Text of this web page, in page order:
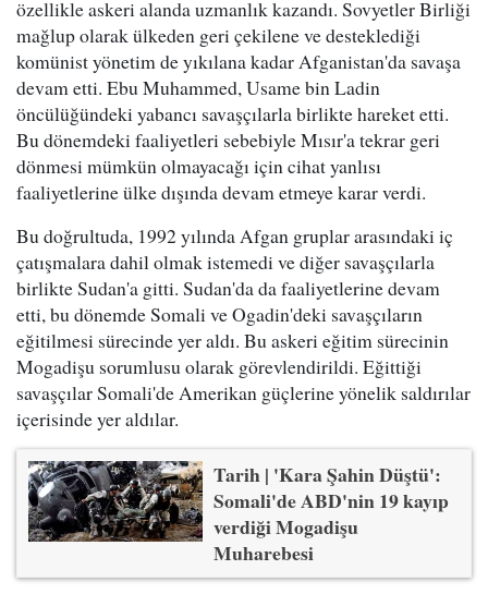
özellikle askeri alanda uzmanlık kazandı. Sovyetler Birliği
mağlup olarak ülkeden geri çekilene ve desteklediği
komünist yönetim de yıkılana kadar Afganistan'da savaşa
devam etti. Ebu Muhammed, Usame bin Ladin
öncülüğündeki yabancı savaşçılarla birlikte hareket etti.
Bu dönemdeki faaliyetleri sebebiyle Mısır'a tekrar geri
dönmesi mümkün olmayacağı için cihat yanlısı
faaliyetlerine ülke dışında devam etmeye karar verdi.
Bu doğrultuda, 1992 yılında Afgan gruplar arasındaki iç
çatışmalara dahil olmak istemedi ve diğer savaşçılarla
birlikte Sudan'a gitti. Sudan'da da faaliyetlerine devam
etti, bu dönemde Somali ve Ogadin'deki savaşçıların
eğitilmesi sürecinde yer aldı. Bu askeri eğitim sürecinin
Mogadişu sorumlusu olarak görevlendirildi. Eğittiği
savaşçılar Somali'de Amerikan güçlerine yönelik saldırılar
içerisinde yer aldılar.
Tarih | 'Kara Şahin Düştü':
Somali'de ABD'nin 19 kayıp
verdiği Mogadişu
Muharebesi